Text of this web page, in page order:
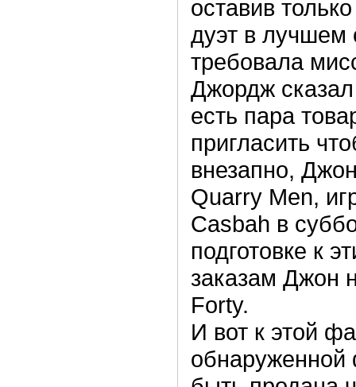
оставив
дуэт в лучшем
требовала
Джордж сказал
есть пара
пригласить
внезапно,
Quarry Men,
Casbah в
подготовке к
заказам Джон
Forty.
И вот к этой
обнаруженной